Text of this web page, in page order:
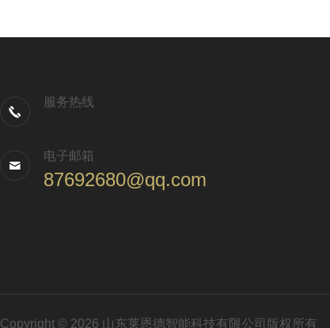
服务热线
电子邮箱
87692680@qq.com
Copyright © 2026 山东莱恩德智能科技有限公司版权所有